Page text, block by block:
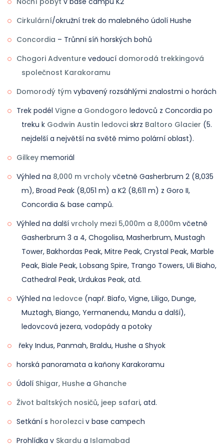
Cirkulární/okružní trek do malebného údolí Hushe
Concordia – Trůnní síň horských bohů
Chogori Adventure vedoucí domorodá trekkingová
společnost Karakoramu
Domorodý tým vybavený rozsáhlými znalostmi o horách
Trek podél Vigne a Gondogoro ledovců z Concordia po
treku k Godwin Austin ledovci skrz Baltoro Glacier (5.
nejdelší a největší na světě mimo polární oblast).
Gilkey memoriál
Výhled na 8,000 m vrcholy včetně Gasherbrum 2 (8,035
m), Broad Peak (8,051 m) a K2 (8,611 m) z Goro II,
Concordia & base campů.
Výhled na další vrcholy mezi 5,000m a 8,000m včetně
Gasherbrum 3 a 4, Chogolisa, Masherbrum, Mustagh
Tower, Bakhordas Peak, Mitre Peak, Crystal Peak, Marble
Peak, Biale Peak, Lobsang Spire, Trango Towers, Uli Biaho,
Cathedral Peak, Urdukas Peak, atd.
Výhled na ledovce (např. Biafo, Vigne, Liligo, Dunge,
Muztagh, Biango, Yermanendu, Mandu a další),
ledovcová jezera, vodopády a potoky
řeky Indus, Panmah, Braldu, Hushe a Shyok
horská panoramata a kaňony Karakoramu
Údolí Shigar, Hushe a Ghanche
Život baltských nosičů, jeep safari, atd.
Setkání s horolezci v base campech
Prohlídka v Skardu a Islamabad